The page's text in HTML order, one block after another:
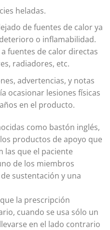
heladas.
de fuentes de calor ya
o inflamabilidad.
fuentes de calor directas
radiadores, etc.
advertencias, y notas
ocasionar lesiones físicas
en el producto.
como bastón inglés,
productos de apoyo que
las que el paciente
de los miembros
sustentación y una
la prescripción
cuando se usa sólo un
en el lado contrario